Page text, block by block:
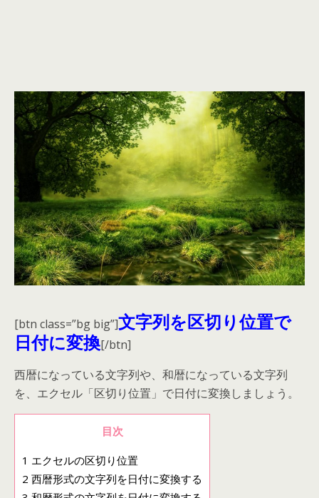
[btn class=”bg big”]文字列を区切り位置で
日付に変換[/btn]
西暦になっている文字列や、和暦になっている文字列
を、エクセル「区切り位置」で日付に変換しましょう。
目次
1 エクセルの区切り位置
2 西暦形式の文字列を日付に変換する